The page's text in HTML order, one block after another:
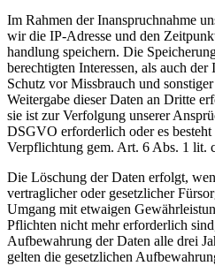
Im Rahmen der Inanspruch­nahme
wir die IP-Adresse und den
handlung speichern. Die
berech­tigten Inter­essen, als auch der
Schutz vor Missbrauch und
Weitergabe dieser Daten an Dritte
sie ist zur Verfolgung unserer
DSGVO erfor­derlich oder es besteht
Verpflichtung gem. Art. 6 Abs. 1 lit.
Die Löschung der Daten erfolgt,
vertrag­licher oder gesetz­licher
Umgang mit etwaigen
Pflichten nicht mehr erfor­derlich
Aufbe­wahrung der Daten alle drei
gelten die gesetz­lichen